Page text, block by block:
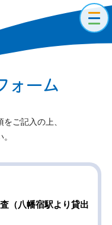
ォーム
ご記入の上、